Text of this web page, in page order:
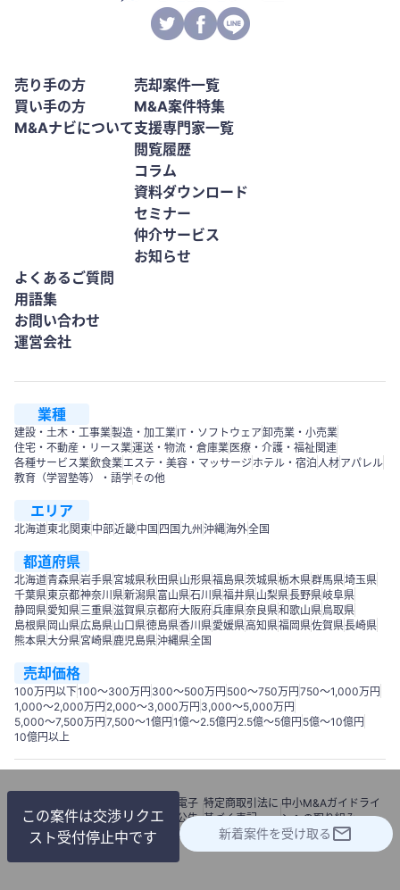
この案件は交渉リクエ
スト受付停止中です
新着案件を受け取る
売り手の方
買い手の方
M&Aナビについて
売却案件一覧
M&A案件特集
支援専門家一覧
閲覧履歴
コラム
資料ダウンロード
セミナー
仲介サービス
お知らせ
よくあるご質問
用語集
お問い合わせ
運営会社
業種
建設・土木・工事業製造・加工業IT・ソフトウェア卸売業・小売業
住宅・不動産・リース業運送・物流・倉庫業 医療・介護・福祉関連
各種サービス業飲食業エステ・美容・マッサージ ホテル・宿泊 人材アパレル
教育（学習塾等）・語学その他
エリア
北海道東北 関東中部近畿中国 四国 九州 沖縄海外全国
都道府県
北海道青森県岩手県宮城県秋田県山形県福島県茨城県栃木県群馬県埼玉県
千葉県東京都神奈川県新潟県富山県石川県福井県山梨県長野県岐阜県
静岡県愛知県三重県滋賀県京都府大阪府兵庫県奈良県和歌山県鳥取県
島根県 岡山県広島県山口県徳島県香川県愛媛県高知県福岡県佐賀県長崎県
熊本県大分県宮崎県鹿児島県沖縄県全国
売却価格
100万円以下100〜300万円 300〜500万円 500～750万円 750〜1,000万円
1,000～2,000万円 2,000～3,000万円 3,000～5,000万円
5,000～7,500万円 7,500～1億円 1億～2.5億円 2.5億～5億円 5億～10億円
10億円以上
規約 保護方針
ィーポリシー
電子
公告
特定商取引法に
基づく表記
中小M&Aガイドライ
ンへの取り組み
© 2018 M&Aナビ